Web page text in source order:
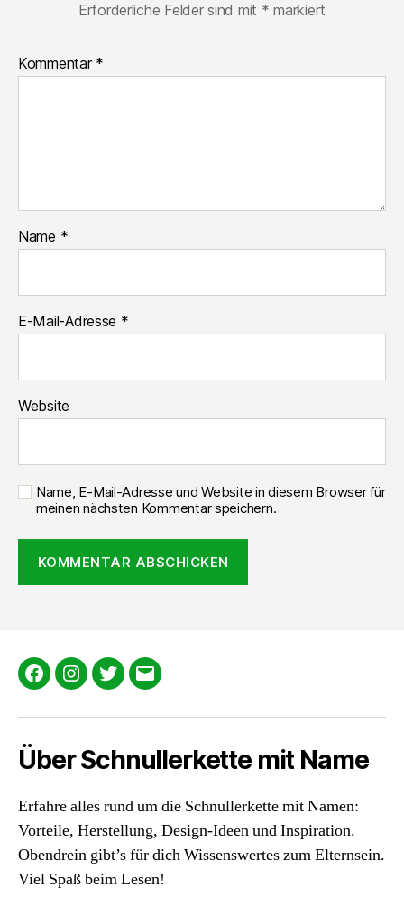
Erforderliche Felder sind mit * markiert
Kommentar *
Name *
E-Mail-Adresse *
Website
Name, E-Mail-Adresse und Website in diesem Browser für
meinen nächsten Kommentar speichern.
FacebookInstagram
Twitter
E-
Über Schnullerkette mit Name
Erfahre alles rund um die Schnullerkette mit Namen:
Vorteile, Herstellung, Design-Ideen und Inspiration.
Obendrein gibt’s für dich Wissenswertes zum Elternsein.
Viel Spaß beim Lesen!